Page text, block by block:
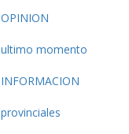
OPINION
ultimo momento
INFORMACION
provinciales